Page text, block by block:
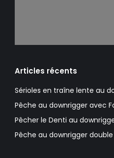
Articles récents
Sérioles en traîne lente au
Pêche au downrigger avec
Pêcher le Denti au
Pêche au downrigger